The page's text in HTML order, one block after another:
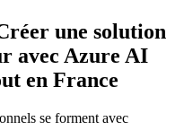
une solution
avec Azure AI
en France
se forment avec